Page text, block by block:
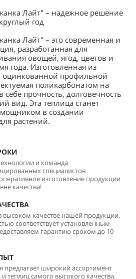
Лайт" – надежное решение
год
Лайт" – это современная и
разработанная для
овощей, ягод, цветов и
года. Изготовленная из
оцинкованной профильной
поликарбонатом на
себе прочность, долговечность
вид. Эта теплица станет
в создании
растений.
и команда
специалистов
изготовление продукции
качества!
качестве нашей продукции,
соответствует установленным
гарантию сроком до 10
широкий ассортимент
теплиц самого высокого качества.